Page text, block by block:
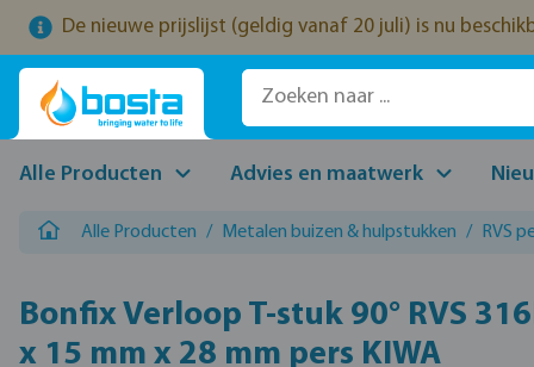
de hoofdinhoud
Ga naar de zoekopdracht
Ga naar de hoofdnavigatie
De nieuwe prijslijst (geldig vanaf 20 juli) is nu
Alle Producten Advies en maatwerk
Alle Producten / Metalen buizen & hulpstukken / RVS
Bonfix Verloop T-stuk 90° RVS
x 15 mm x 28 mm pers KIWA